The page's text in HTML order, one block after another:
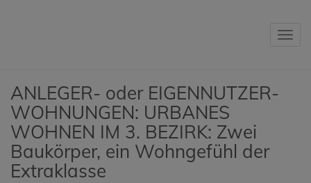
ANLEGER- oder EIGENNUTZER-
WOHNUNGEN: URBANES
WOHNEN IM 3. BEZIRK: Zwei
Baukörper, ein Wohngefühl der
Extraklasse